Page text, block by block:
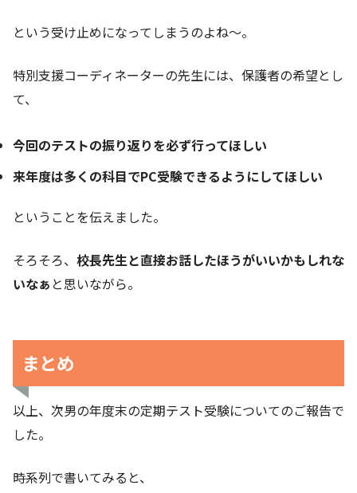
という受け止めになってしまうのよね〜。
特別支援コーディネーターの先生には、保護者の希望とし
て、
今回のテストの振り返りを必ず行ってほしい
来年度は多くの科目でPC受験できるようにしてほしい
ということを伝えました。
そろそろ、 校長先生と直接お話したほうがいいかもしれな
いなぁ と思いながら。
まとめ
以上、次男の年度末の定期テスト受験についてのご報告で
した。
時系列で書いてみると、